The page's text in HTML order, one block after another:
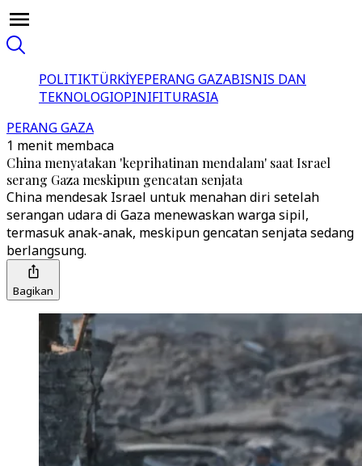
POLITIKTÜRKİYEPERANG GAZABISNIS DAN
TEKNOLOGIOPINIFITURASIA
PERANG GAZA
1 menit membaca
China menyatakan 'keprihatinan mendalam' saat Israel
serang Gaza meskipun gencatan senjata
China mendesak Israel untuk menahan diri setelah
serangan udara di Gaza menewaskan warga sipil,
termasuk anak-anak, meskipun gencatan senjata sedang
berlangsung.
Bagikan